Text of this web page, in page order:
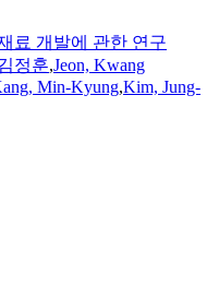
료 개발에 관한 연구
정훈,Jeon, Kwang
Min-Kyung,Kim, Jung-